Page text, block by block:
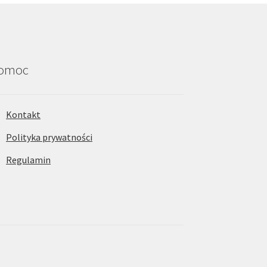
Kontakt
Polityka prywatności
Regulamin